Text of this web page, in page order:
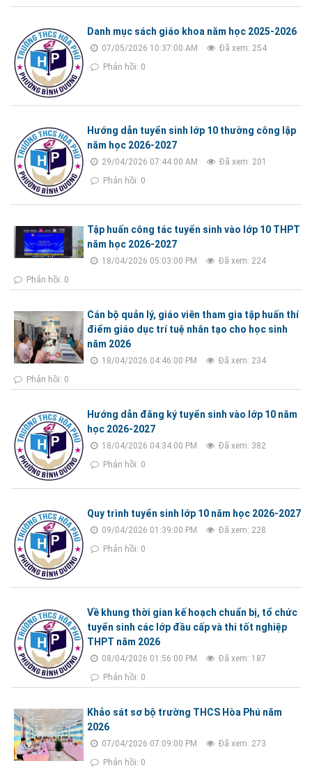
Danh mục sách giáo khoa năm học 2025-2026
07/05/2026 10:37:00 AM
Đã xem: 254
Phản hồi: 0
Hướng dẫn tuyển sinh lớp 10 thường công lập
năm học 2026-2027
29/04/2026 07:44:00 AM
Đã xem: 201
Phản hồi: 0
Tập huấn công tác tuyển sinh vào lớp 10 THPT
năm học 2026-2027
18/04/2026 05:03:00 PM
Đã xem: 224
Phản hồi: 0
Cán bộ quản lý, giáo viên tham gia tập huấn thí
điểm giáo dục trí tuệ nhân tạo cho học sinh
năm 2026
18/04/2026 04:46:00 PM
Đã xem: 234
Phản hồi: 0
Hướng dẫn đăng ký tuyển sinh vào lớp 10 năm
học 2026-2027
18/04/2026 04:34:00 PM
Đã xem: 382
Phản hồi: 0
Quy trình tuyển sinh lớp 10 năm học 2026-2027
09/04/2026 01:39:00 PM
Đã xem: 228
Phản hồi: 0
Về khung thời gian kế hoạch chuẩn bị, tổ chức
tuyển sinh các lớp đầu cấp và thi tốt nghiệp
THPT năm 2026
08/04/2026 01:56:00 PM
Đã xem: 187
Phản hồi: 0
Khảo sát sơ bộ trường THCS Hòa Phú năm
2026
07/04/2026 07:09:00 PM
Đã xem: 273
Phản hồi: 0